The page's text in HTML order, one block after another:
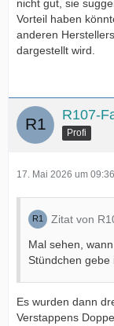
nicht gut, sie
Vorteil haben
anderen
dargestellt wird.
R107-
Profi
17. Mai 2026 um 09:36
Zitat von
Mal sehen,
Stündchen
Es wurden dann
Verstappens